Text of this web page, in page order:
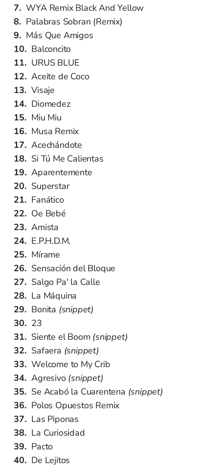
WYA Remix Black And Yellow
Palabras Sobran (Remix)
Más Que Amigos
Balconcito
URUS BLUE
Aceite de Coco
Visaje
Diomedez
Miu Miu
Musa Remix
Acechándote
Si Tú Me Calientas
Aparentemente
Superstar
Fanático
Oe Bebé
Amista
E.P.H.D.M.
Mírame
Sensación del Bloque
Salgo Pa' la Calle
La Máquina
Bonita (snippet)
23
Siente el Boom (snippet)
Safaera (snippet)
Welcome to My Crib
Agresivo (snippet)
Se Acabó la Cuarentena (snippet)
Polos Opuestos Remix
Las Piponas
La Curiosidad
Pacto
De Lejitos